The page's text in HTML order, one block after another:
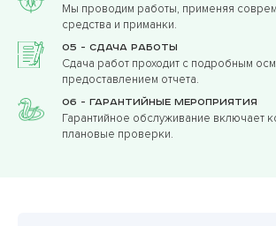
Мы проводим работы, применяя
средства и приманки.
05 - Сдача работы
Сдача работ проходит с подробным
предоставлением отчета.
06 - Гарантийные мероприятия
Гарантийное обслуживание включает
плановые проверки.